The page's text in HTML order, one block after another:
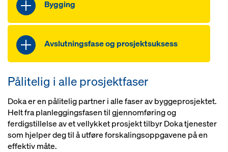
Monteringsplaner
Statisk beregning
Planlegging
Monteringsplaner
Statisk beregning
Bygging
Prosjektveiledning
Prosjektbehandling på
Byggeplassledelse
Transportorganisasjon og
frakt
Opplæring og rådgivning
Avslutningsfase og prosjektsuksess
Forskalingsretur
Transportorganisasjon og
frakt
Pålitelig i alle prosjektfaser
Doka er en pålitelig partner i alle faser av byggeprosjektet.
Helt fra planleggingsfasen til gjennomføring og
ferdigstillelse av et vellykket prosjekt tilbyr Doka tjenester
som hjelper deg til å utføre forskalingsoppgavene på en
effektiv måte.